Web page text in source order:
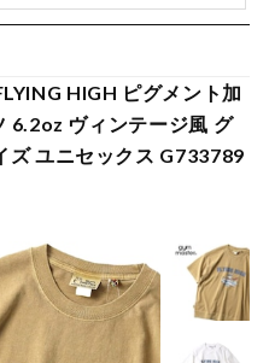
HIGH ピグメント加
6.2oz ヴィンテージ風 グ
ズ ユニセックス G733789